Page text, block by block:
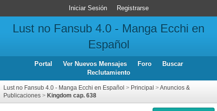
Iniciar Sesión Registrarse
Lust no Fansub 4.0 - Manga Ecchi en
Español
Portal Ver Nuevos Mensajes Foro
Buscar
Reclutamiento
Lust no Fansub 4.0 - Manga Ecchi en Español > Principal >Anuncios &
Publicaciones > Kingdom cap. 638